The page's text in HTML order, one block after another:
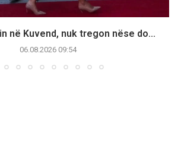
në Kuvend, nuk tregon nëse do...
06.08.2026 09:54